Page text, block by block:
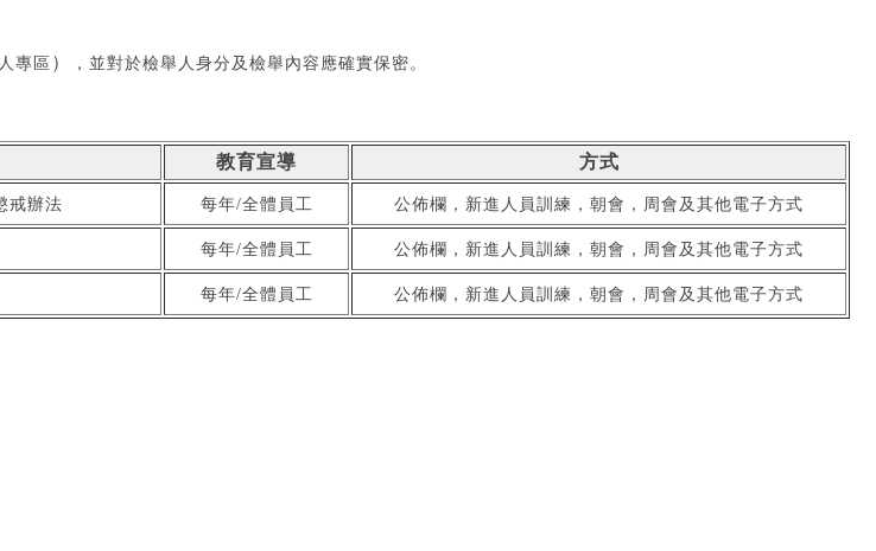
專區 ） ，並對於檢舉人身分及檢舉內容應確實保密。
教育宣導 方式
戒辦法 每年/全體員工 公佈欄，新進人員訓練，朝會，周會及其他電子方式
每年/全體員工 公佈欄，新進人員訓練，朝會，周會及其他電子方式
每年/全體員工 公佈欄，新進人員訓練，朝會，周會及其他電子方式